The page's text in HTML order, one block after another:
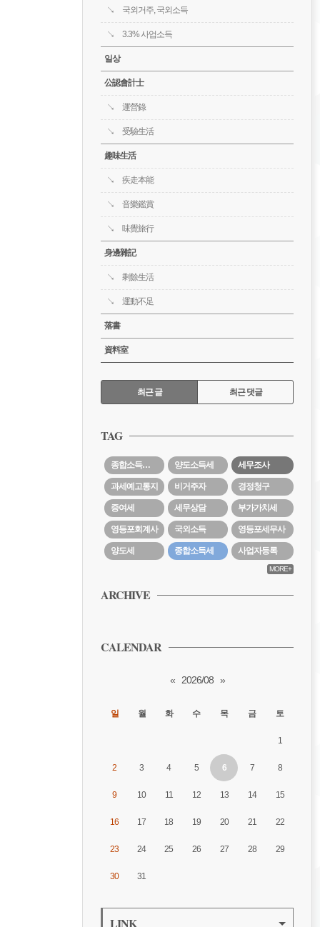
국외거주, 국외소득
3.3% 사업소득
일상
公認會計士
運營錄
受驗生活
趣味生活
疾走本能
音樂鑑賞
味覺旅行
身邊雜記
剩餘生活
運動不足
落書
資料室
RECENTLY
최근 글 최근 댓글
근
글
TAG
종합소득세경정청구 양도소득세 세무조사
과세예고통지 비거주자 경정청구
증여세 세무상담 부가가치세
영등포회계사 국외소득 영등포세무사
양도세 종합소득세 사업자등록
MORE+
ARCHIVE
CALENDAR
« 2026/08 »
일 월 화 수 목 금 토
1
2 3 4 5 6 7 8
9 10 11 12 13 14 15
16 17 18 19 20 21 22
23 24 25 26 27 28 29
30 31
LINK